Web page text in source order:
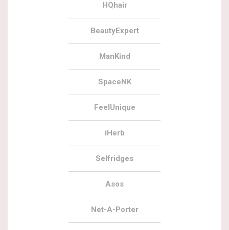
HQhair
BeautyExpert
ManKind
SpaceNK
FeelUnique
iHerb
Selfridges
Asos
Net-A-Porter